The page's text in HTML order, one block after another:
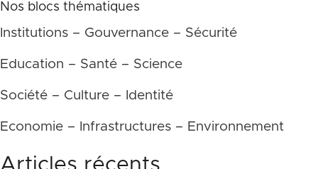
Nos blocs thématiques
Institutions – Gouvernance – Sécurité
Education – Santé – Science
Société – Culture – Identité
Economie – Infrastructures – Environnement